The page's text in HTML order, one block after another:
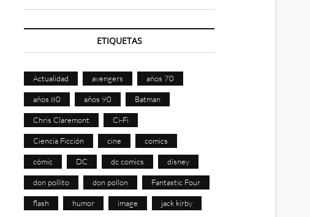
ETIQUETAS
Actualidad avengers años 70
años 80 años 90 Batman
Chris Claremont Ci-Fi
Ciencia Ficción cine comics
cómic DC dc comics disney
don pollito don pollon Fantastic Four
flash humor image jack kirby